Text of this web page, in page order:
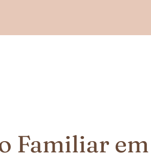
Familiar em